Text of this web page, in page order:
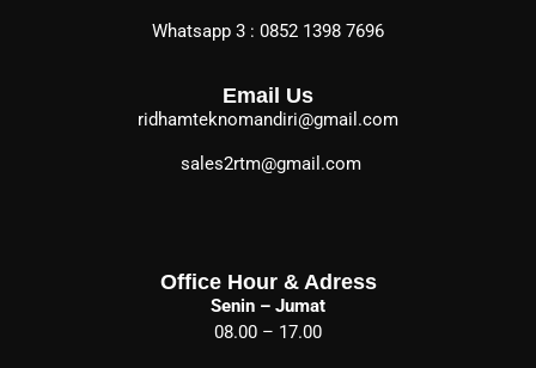
Whatsapp 3 : 0852 1398 7696
Email Us
ridhamteknomandiri@gmail.com
sales2rtm@gmail.com
Office Hour & Adress
Senin – Jumat
08.00 – 17.00